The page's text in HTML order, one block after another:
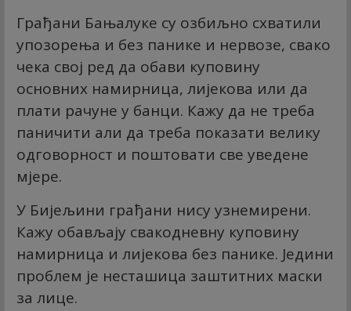
Грађани Бањалуке су озбиљно схватили
упозорења и без панике и нервозе, свако
чека свој ред да обави куповину
основних намирница, лијекова или да
плати рачуне у банци. Кажу да не треба
паничити али да треба показати велику
одговорност и поштовати све уведене
мјере.
У Бијељини грађани нису узнемирени.
Кажу обављају свакодневну куповину
намирница и лијекова без панике. Једини
проблем је несташица заштитних маски
за лице.